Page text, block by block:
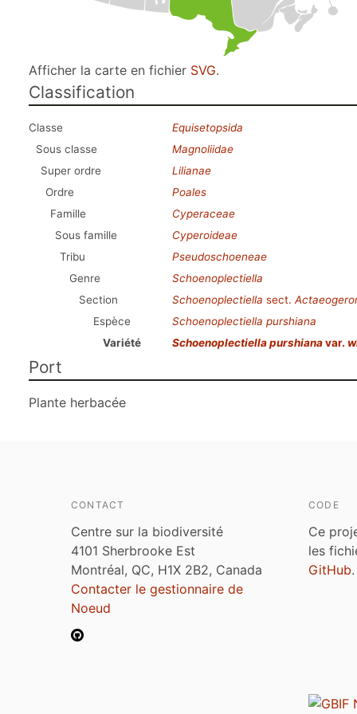
Afficher la carte en fichier SVG.
Classification
Classe
Equisetopsida
Sous classe
Magnoliidae
Super ordre
Lilianae
Ordre
Poales
Famille
Cyperaceae
Sous famille
Cyperoideae
Tribu
Pseudoschoeneae
Genre
Schoenoplectiella
Section
Schoenoplectiella sect.
Espèce
Schoenoplectiella purshiana
Variété
Schoenoplectiella purshianavar.
Port
Plante herbacée
CONTACT
Centre sur la biodiversité
4101 Sherbrooke Est
Montréal, QC, H1X 2B2, Canada
Contacter le gestionnaire de
Noeud
CODE
Ce
les
GitHub.